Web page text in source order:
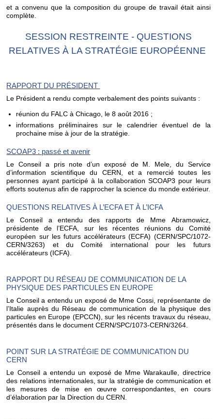
et a convenu que la composition du groupe de travail était ainsi
complète.
SESSION RESTREINTE - QUESTIONS
RELATIVES À LA STRATÉGIE EUROPÉENNE
RAPPORT DU PRÉSIDENT
Le Président a rendu compte verbalement des points suivants :
réunion du FALC à Chicago, le 8 août 2016 ;
informations préliminaires sur le calendrier éventuel de la
prochaine mise à jour de la stratégie.
SCOAP3 : passé et avenir
Le Conseil a pris note d’un exposé de M. Mele, du Service
d’information scientifique du CERN, et a remercié toutes les
personnes ayant participé à la collaboration SCOAP3 pour leurs
efforts soutenus afin de rapprocher la science du monde extérieur.
QUESTIONS RELATIVES À L’ECFA ET À L’ICFA
Le Conseil a entendu des rapports de Mme Abramowicz,
présidente de l’ECFA, sur les récentes réunions du Comité
européen sur les futurs accélérateurs (ECFA) (CERN/SPC/1072-
CERN/3263) et du Comité international pour les futurs
accélérateurs (ICFA).
RAPPORT DU RÉSEAU DE COMMUNICATION DE LA
PHYSIQUE DES PARTICULES EN EUROPE
Le Conseil a entendu un exposé de Mme Cossi, représentante de
l’Italie auprès du Réseau de communication de la physique des
particules en Europe (EPCCN), sur les récents travaux du réseau,
présentés dans le document CERN/SPC/1073-CERN/3264.
POINT SUR LA STRATÉGIE DE COMMUNICATION DU
CERN
Le Conseil a entendu un exposé de Mme Warakaulle, directrice
des relations internationales, sur la stratégie de communication et
les mesures de mise en œuvre correspondantes, en cours
d’élaboration par la Direction du CERN.